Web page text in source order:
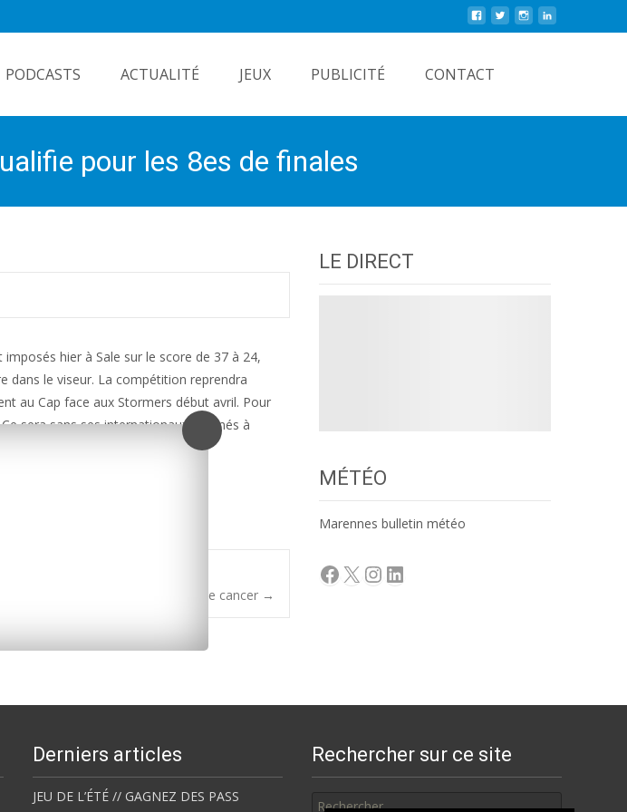
PODCASTS ACTUALITÉ JEUX PUBLICITÉ CONTACT
pour les 8es de finales
hier à Sale sur le score de 37 à 24,
dans le viseur. La compétition reprendra
au Cap face aux Stormers début avril. Pour
sera sans ses internationaux amenés à
de 10.000 euros à la Ligue contre le cancer →
LE DIRECT
MÉTÉO
Marennes bulletin météo
Facebook
X Instagram
LinkedIn
Derniers articles
JEU DE L’ÉTÉ // GAGNEZ DES PASS
Rechercher sur ce site